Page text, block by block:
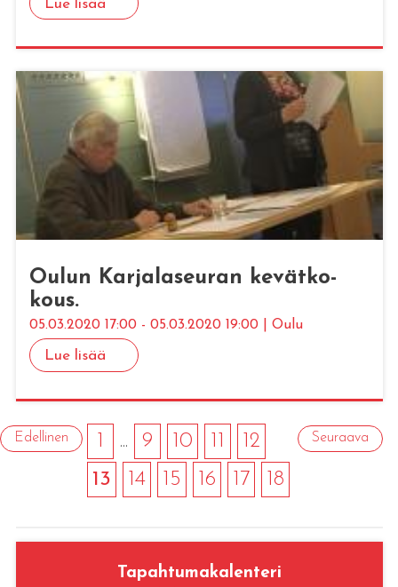
Lue lisää
Oulun Kar­ja­la­seu­ran ke­vät­ko­
kous.
05.03.2020 17:00 - 05.03.2020 19:00 | Oulu
Lue lisää
Edellinen ... 9 10
12
13
14 15 16 17 18
Seuraava
Tapahtumakalenteri